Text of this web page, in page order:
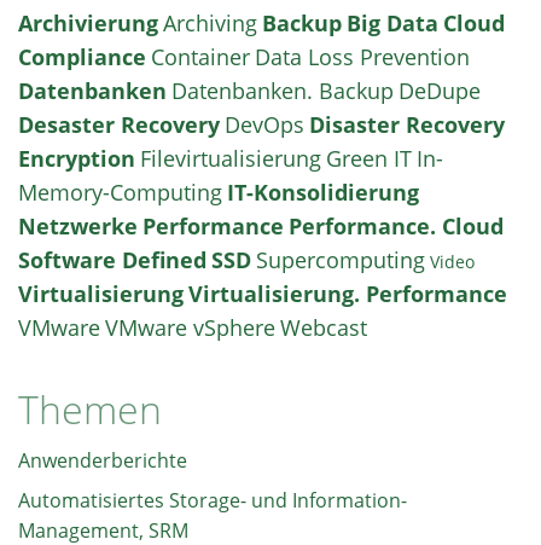
ArchivierungArchiving Backup Big Data Cloud
Compliance Container Data Loss Prevention
Datenbanken Datenbanken. Backup DeDupe
Desaster Recovery DevOps Disaster Recovery
Encryption Filevirtualisierung Green IT In-
Memory-Computing IT-Konsolidierung
Netzwerke Performance Performance. Cloud
Software Defined SSD Supercomputing Video
VirtualisierungVirtualisierung. Performance
VMwareVMware vSphereWebcast
Themen
Anwenderberichte
Automatisiertes Storage- und Information-
Management, SRM